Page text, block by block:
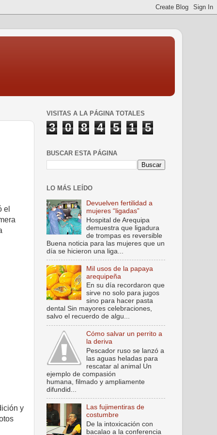
el
y
VISITAS A LA PÁGINA TOTALES
3 0 8 4 5 1 5
BUSCAR ESTA PÁGINA
LO MÁS LEÍDO
Devuelven fertilidad a
mujeres “ligadas”
Hospital de Arequipa
demuestra que ligadura
de trompas es reversible
Buena noticia para las mujeres que un
día se hicieron una liga...
Mil usos de la papaya
arequipeña
En su día recordaron que
sirve no solo para jugos
sino para hacer pasta
dental Sin mayores celebraciones,
salvo el recuerdo de algu...
Cómo salvar un perrito a
la deriva
Pescador ruso se lanzó a
las aguas heladas para
rescatar al animal Un
ejemplo de compasión
humana, filmado y ampliamente
difundid...
Las fujimentiras de
costumbre
De la intoxicación con
bacalao a la conferencia